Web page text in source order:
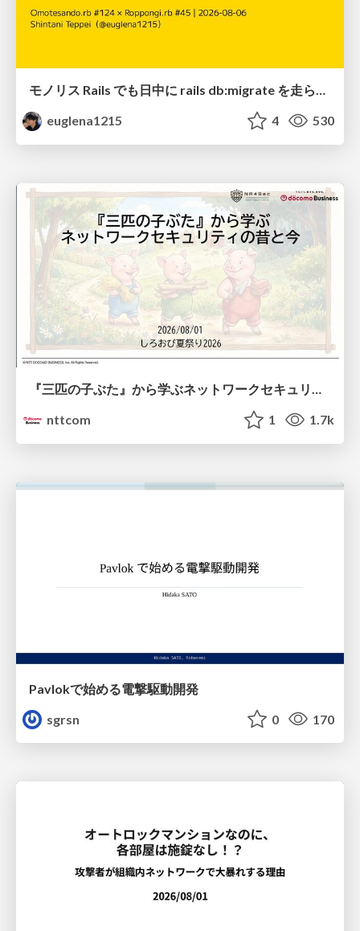
euglena1215
4 530
『三匹の子ぶた』から学ぶネットワークセキュリティの昔と今 / Network Security: Then and Now Through the Lens of The Three Little Pigs
nttcom
1 1.7k
Pavlokで始める電撃駆動開発
sgrsn
0 170